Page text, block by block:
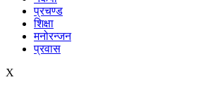
प्रचण्ड
शिक्षा
मनोरन्जन
प्रवास
X